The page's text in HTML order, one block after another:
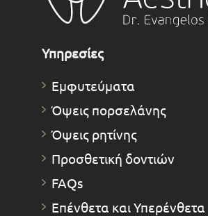
Υπηρεσίες
Εμφυτεύματα
Όψεις πορσελάνης
Όψεις ρητίνης
Προσθετική δοντιών
FAQs
Επένθετα και Υπερένθετα